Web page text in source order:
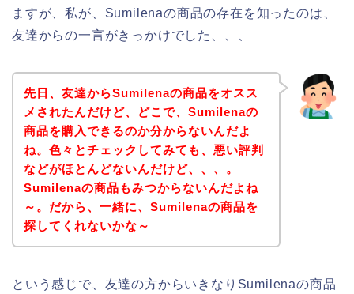
ますが、私が、Sumilenaの商品の存在を知ったのは、
友達からの一言がきっかけでした、、、
先日、友達からSumilenaの商品をオスス
メされたんだけど、どこで、Sumilenaの
商品を購入できるのか分からないんだよ
ね。色々とチェックしてみても、悪い評判
などがほとんどないんだけど、、、。
Sumilenaの商品もみつからないんだよね
～。だから、一緒に、Sumilenaの商品を
探してくれないかな～
という感じで、友達の方からいきなりSumilenaの商品